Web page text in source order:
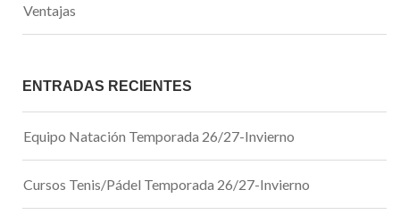
Ventajas
ENTRADAS RECIENTES
Equipo Natación Temporada 26/27-Invierno
Cursos Tenis/Pádel Temporada 26/27-Invierno